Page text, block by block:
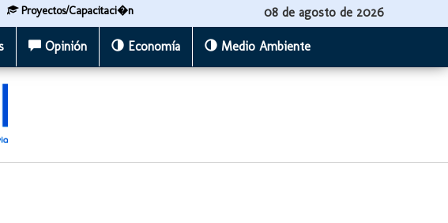
Proyectos/Capacitaci�n 08 de agosto de 2026
Opinión Economía Medio Ambiente